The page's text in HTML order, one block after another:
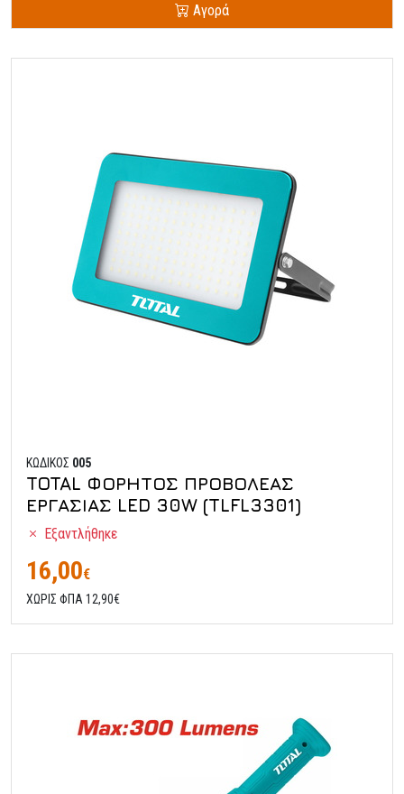
Αγορά
ΚΩΔΙΚΟΣ 005
TOTAL ΦΟΡΗΤΟΣ ΠΡΟΒΟΛΕΑΣ
ΕΡΓΑΣΙΑΣ LED 30W (TLFL3301)
Εξαντλήθηκε
16,00€
ΧΩΡΙΣ ΦΠΑ 12,90€